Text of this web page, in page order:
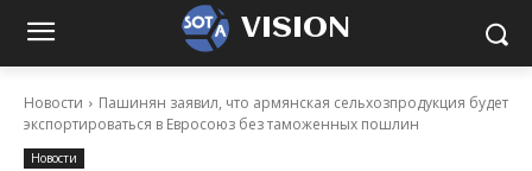
VISION
Новости
Пашинян заявил, что армянская сельхозпродукция будет
экспортироваться в Евросоюз без таможенных пошлин
Новости